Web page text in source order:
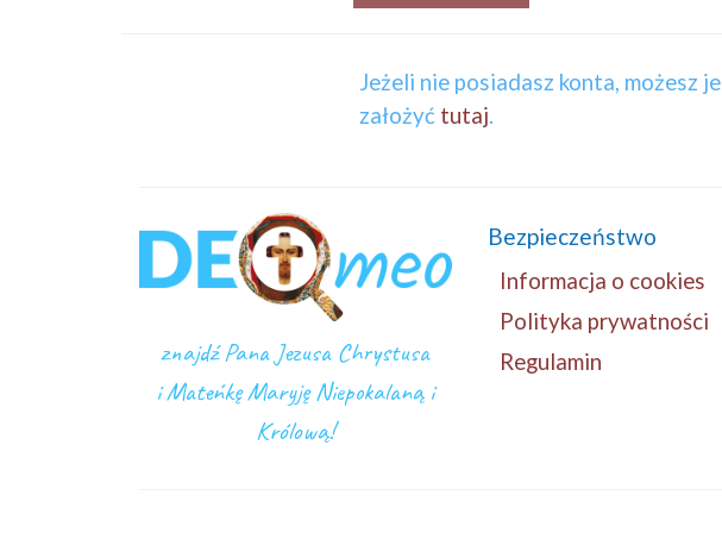
Jeżeli nie posiadasz konta, możesz je
założyć tutaj
znajdź Pana Jezusa Chrystusa
i Mateńkę Maryję Niepokalaną i
Królową!
Bezpieczeństwo
Informacja o cookies
Polityka prywatności
Regulamin